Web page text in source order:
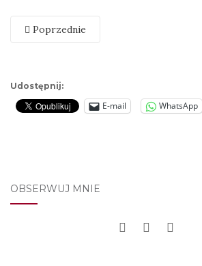
Poprzednie
Udostępnij:
E-mail WhatsApp
OBSERWUJ MNIE